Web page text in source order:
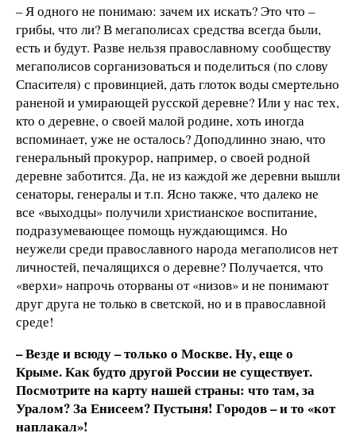
– Я одного не понимаю: зачем их искать? Это что –
грибы, что ли? В мегаполисах средства всегда были,
есть и будут. Разве нельзя православному сообществу
мегаполисов сорганизоваться и поделиться (по слову
Спасителя) с провинцией, дать глоток воды смертельно
раненой и умирающей русской деревне? Или у нас тех,
кто о деревне, о своей малой родине, хоть иногда
вспоминает, уже не осталось? Доподлинно знаю, что
генеральный прокурор, например, о своей родной
деревне заботится. Да, не из каждой же деревни вышли
сенаторы, генералы и т.п. Ясно также, что далеко не
все «выходцы» получили христианское воспитание,
подразумевающее помощь нуждающимся. Но
неужели среди православного народа мегаполисов нет
личностей, печалящихся о деревне? Получается, что
«верхи» напрочь оторваны от «низов» и не понимают
друг друга не только в светской, но и в православной
среде!
– Везде и всюду – только о Москве. Ну, еще о
Крыме. Как будто другой России не существует.
Посмотрите на карту нашей страны: что там, за
Уралом? За Енисеем? Пустыня! Городов – и то «кот
наплакал»!